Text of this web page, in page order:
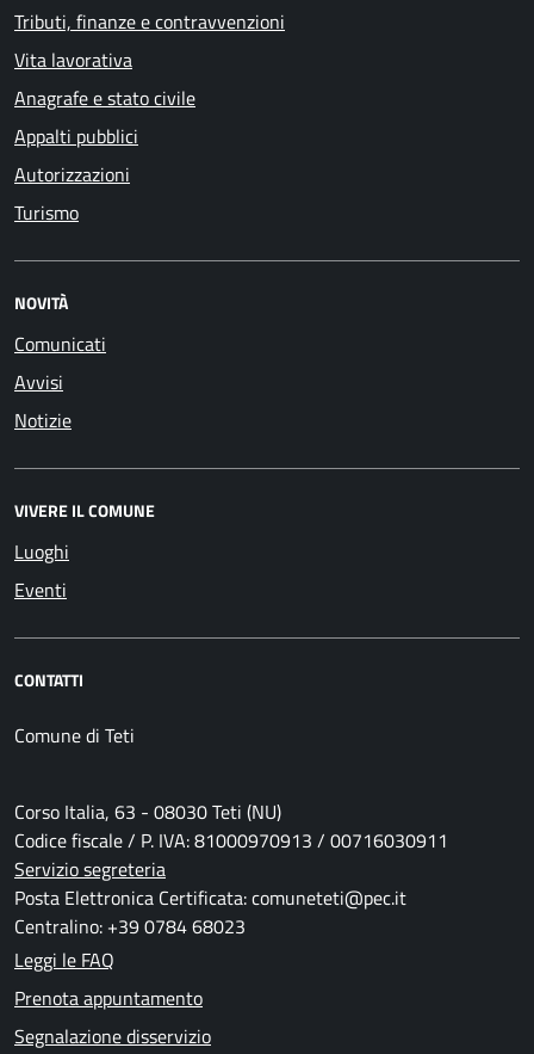
Tributi, finanze e contravvenzioni
Vita lavorativa
Anagrafe e stato civile
Appalti pubblici
Autorizzazioni
Turismo
NOVITÀ
Comunicati
Avvisi
Notizie
VIVERE IL COMUNE
Luoghi
Eventi
CONTATTI
Comune di Teti
Corso Italia, 63 - 08030 Teti (NU)
Codice fiscale / P. IVA: 81000970913 / 00716030911
Servizio segreteria
Posta Elettronica Certificata: comuneteti@pec.it
Centralino: +39 0784 68023
Leggi le FAQ
Prenota appuntamento
Segnalazione disservizio